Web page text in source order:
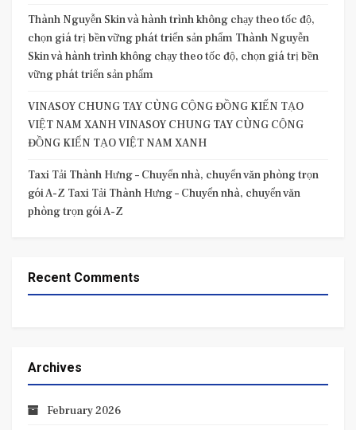
Thành Nguyễn Skin và hành trình không chạy theo tốc độ,
chọn giá trị bền vững phát triển sản phẩm Thành Nguyễn
Skin và hành trình không chạy theo tốc độ, chọn giá trị bền
vững phát triển sản phẩm
VINASOY CHUNG TAY CÙNG CỘNG ĐỒNG KIẾN TẠO
VIỆT NAM XANH VINASOY CHUNG TAY CÙNG CỘNG
ĐỒNG KIẾN TẠO VIỆT NAM XANH
Taxi Tải Thành Hưng – Chuyển nhà, chuyển văn phòng trọn
gói A-Z Taxi Tải Thành Hưng – Chuyển nhà, chuyển văn
phòng trọn gói A-Z
Recent Comments
Archives
February 2026